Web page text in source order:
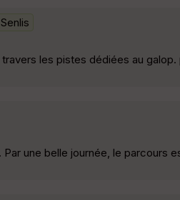
Senlis
les pistes dédiées au
une belle journée, le parcours